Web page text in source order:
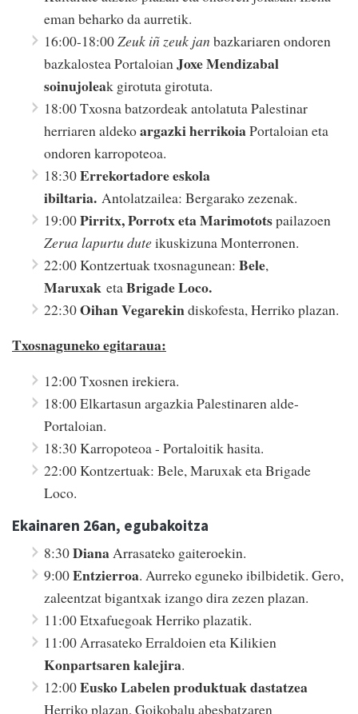
eman beharko da aurretik.
16:00-18:00Zeuk iñ zeuk jan bazkariaren ondoren
bazkalostea Portaloian Joxe Mendizabal
soinujoleak girotuta girotuta.
18:00 Txosna batzordeak antolatuta Palestinar
herriaren aldekoargazki herrikoiaPortaloian eta
ondoren karropoteoa.
18:30Errekortadore eskola
ibiltaria. Antolatzailea: Bergarako zezenak.
19:00Pirritx, Porrotx eta Marimototspailazoen
Zerua lapurtu duteikuskizuna Monterronen.
22:00 Kontzertuak txosnagunean: Bele,
Maruxak etaBrigade Loco.
22:30Oihan Vegarekindiskofesta, Herriko plazan.
Txosnaguneko egitaraua:
12:00 Txosnen irekiera.
18:00 Elkartasun argazkia Palestinaren alde-
Portaloian.
18:30 Karropoteoa - Portaloitik hasita.
22:00 Kontzertuak: Bele, Maruxak eta Brigade
Loco.
Ekainaren 26an, egubakoitza
8:30DianaArrasateko gaiteroekin.
9:00Entzierroa. Aurreko eguneko ibilbidetik. Gero,
zaleentzat bigantxak izango dira zezen plazan.
11:00 Etxafuegoak Herriko plazatik.
11:00 Arrasateko Erraldoien eta Kilikien
Konpartsaren kalejira.
12:00Eusko Labelen produktuak dastatzea
Herriko plazan, Goikobalu abesbatzaren